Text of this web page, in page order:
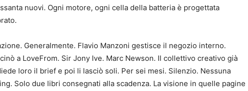
nuovi. Ogni motore, ogni cella della batteria è progettata
Generalmente. Flavio Manzoni gestisce il negozio interno.
a LoveFrom. Sir Jony Ive. Marc Newson. Il collettivo creativo già
loro il brief e poi li lasciò soli. Per sei mesi. Silenzio. Nessuna
Solo due libri consegnati alla scadenza. La visione in quelle pagine